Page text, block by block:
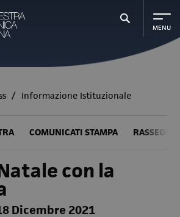
/ Informazione Istituzionale
COMUNICATI STAMPA
con la
Dicembre 2021